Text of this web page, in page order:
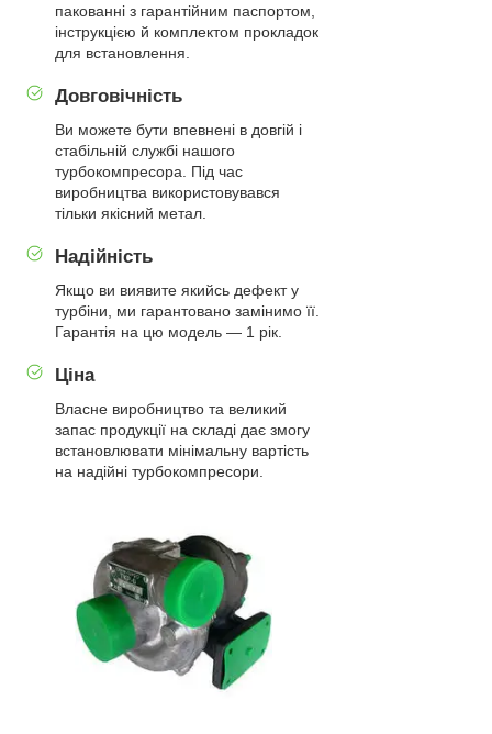
пакованні з гарантійним паспортом,
інструкцією й комплектом прокладок
для встановлення.
Довговічність
Ви можете бути впевнені в довгій і
стабільній службі нашого
турбокомпресора. Під час
виробництва використовувався
тільки якісний метал.
Надійність
Якщо ви виявите якийсь дефект у
турбіни, ми гарантовано замінимо її.
Гарантія на цю модель — 1 рік.
Ціна
Власне виробництво та великий
запас продукції на складі дає змогу
встановлювати мінімальну вартість
на надійні турбокомпресори.